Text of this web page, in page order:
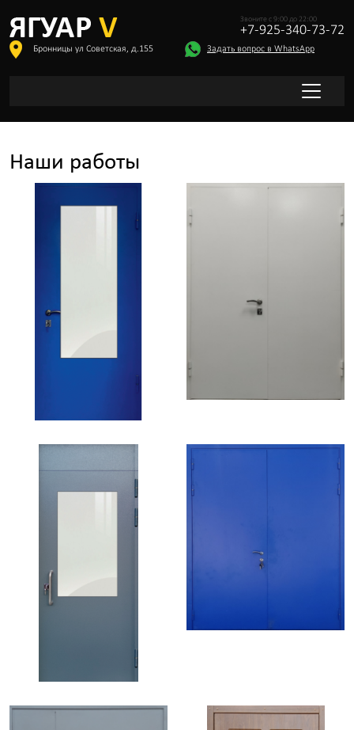
Бронницы ул Советская, д.155 Задать вопрос в WhatsApp
Звоните с 9:00 до 22:00
+7-925-340-73-72
Наши работы